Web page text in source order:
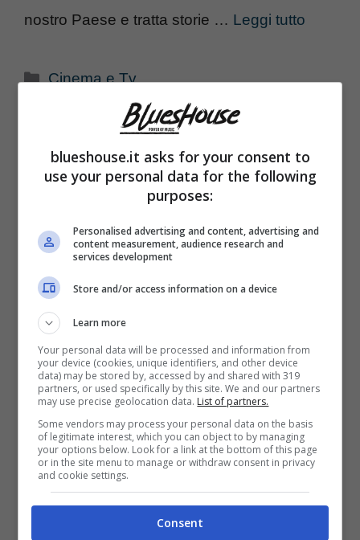
nostro Paese e tratta storie … Leggi tutto
Categorie
Cinema e Tv
“È tutta una finzione” tremenda
confessione su “Vite al Limite”. Parla
lei…
Parole dure quelle dichiarate da un’ex
partecipante di “Vite al Limite”: ecco cosa ha
detto sul noto programma e sul dottor
Nowzaradan. Una protagonista della nota
trasmissione “Vite al Limite” ha gettato ombre
con una confessione a dir poco scioccante,
lasciando tutti senza parole. Cosa è
successo e chi raccontato tutto? Il
programma, molto seguito …Leggi tutto
blueshouse.it asks for your consent to
use your personal data for the following
purposes:
Personalised advertising and content, advertising and
content measurement, audience research and
services development
Store and/or access information on a device
Learn more
Your personal data will be processed and information from
your device (cookies, unique identifiers, and other device
data) may be stored by, accessed by and shared with 319
partners, or used specifically by this site. We and our partners
may use precise geolocation data. List of partners.
Some vendors may process your personal data on the basis
of legitimate interest, which you can object to by managing
your options below. Look for a link at the bottom of this page
or in the site menu to manage or withdraw consent in privacy
and cookie settings.
Consent